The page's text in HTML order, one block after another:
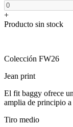
+
Producto sin stock
Colección FW26
Jean print
El fit baggy ofrece
amplia de principio
Tiro medio